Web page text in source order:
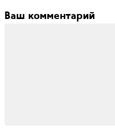
Ваш комментарий